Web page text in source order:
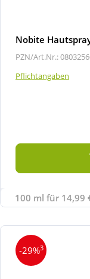
Nobite
PZN/Art.Nr.:
Pflichtangaben
100 ml für 14,99
-29%3